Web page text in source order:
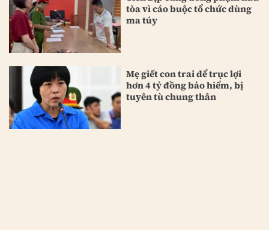
tòa vì cáo buộc tổ chức dùng
ma túy
Mẹ giết con trai để trục lợi
hơn 4 tỷ đồng bảo hiểm, bị
tuyên tù chung thân